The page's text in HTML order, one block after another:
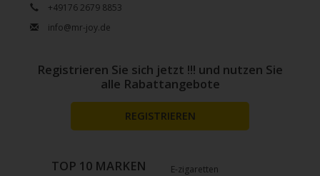
+49176 2679 8853
info@mr-joy.de
E-zigaretten
TOP 10 MARKEN
Registrieren Sie sich jetzt !!! und nutzen Sie
alle Rabattangebote
REGISTRIEREN